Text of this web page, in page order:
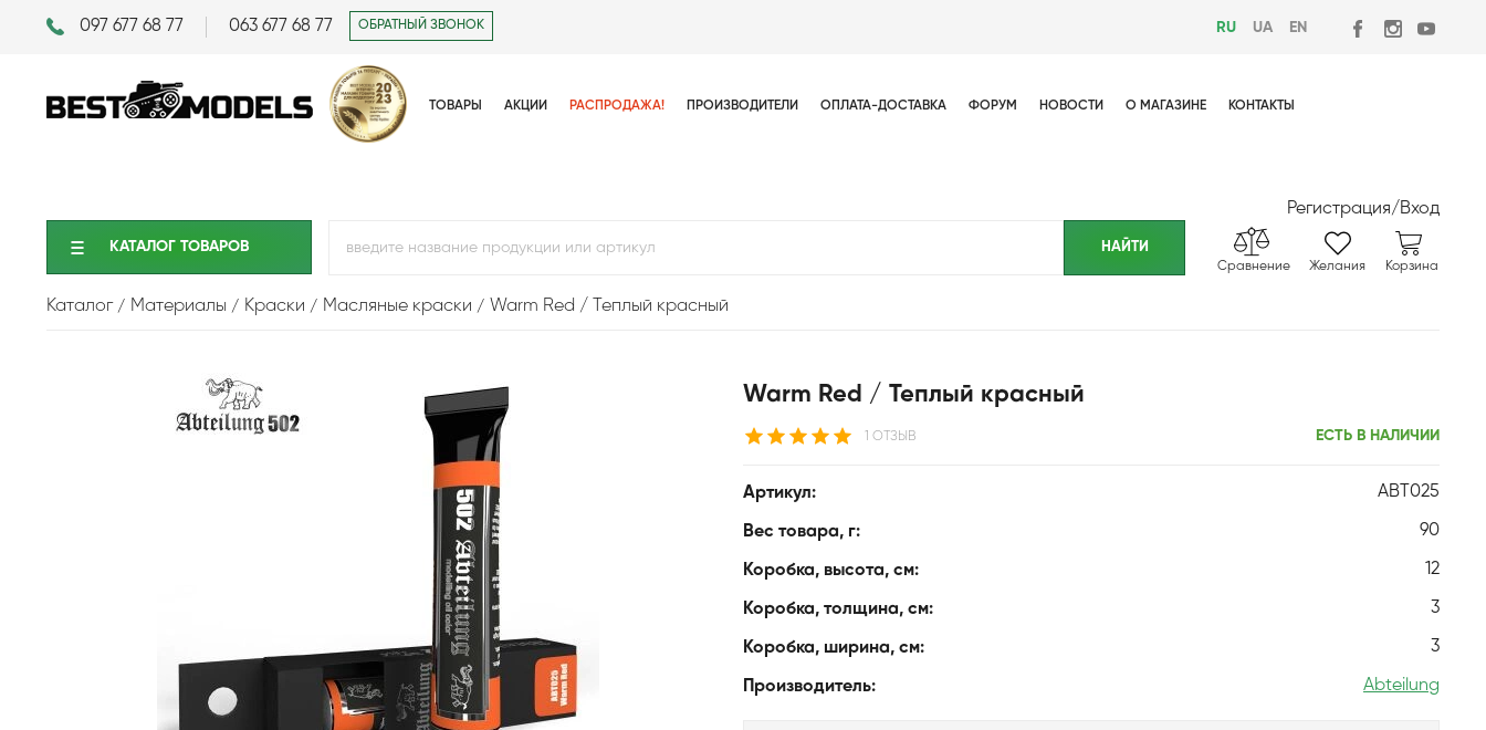
097 677 68 77 063 677 68 77 ОБРАТНЫЙ ЗВОНОК RU UA EN
ТОВАРЫ АКЦИИ РАСПРОДАЖА! ПРОИЗВОДИТЕЛИ ОПЛАТА-ДОСТАВКА ФОРУМ НОВОСТИ О МАГАЗИНЕ КОНТАКТЫ
Регистрация/Вход
КАТАЛОГ ТОВАРОВ
Сравнение Желания Корзина
Каталог Материалы Краски Масляные краски Warm Red / Теплый красный
Warm Red / Теплый красный
1 ОТЗЫВ ЕСТЬ В НАЛИЧИИ
Артикул: ABT025
Вес товара, г: 90
Коробка, высота, см: 12
Коробка, толщина, см: 3
Коробка, ширина, см: 3
Производитель: Abteilung